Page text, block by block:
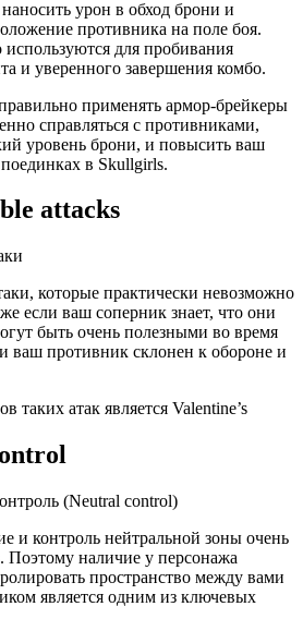
урон в обход брони и
противника на поле боя.
используются для пробивания
и уверенного завершения комбо.
применять армор-брейкеры
справляться с противниками,
уровень брони, и повысить ваш
в Skullgirls.
attacks
которые практически невозможно
если ваш соперник знает, что они
быть очень полезными во время
ваш противник склонен к обороне и
таких атак является Valentine’s
(Neutral control)
и контроль нейтральной зоны очень
наличие у персонажа
пространство между вами
является одним из ключевых